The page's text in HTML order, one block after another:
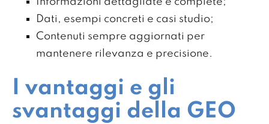
Dati, esempi concreti e casi studio;
Contenuti sempre aggiornati per
mantenere rilevanza e precisione.
I vantaggi e gli
svantaggi della GEO